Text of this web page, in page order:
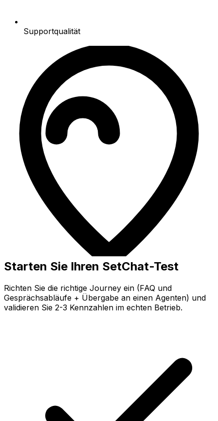
Supportqualität
Starten Sie Ihren SetChat-Test
Richten Sie die richtige Journey ein (FAQ und
Gesprächsabläufe + Übergabe an einen Agenten) und
validieren Sie 2-3 Kennzahlen im echten Betrieb.